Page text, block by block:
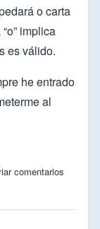
o carta
implica
es válido.
he entrado
al
comentarios
hago y que